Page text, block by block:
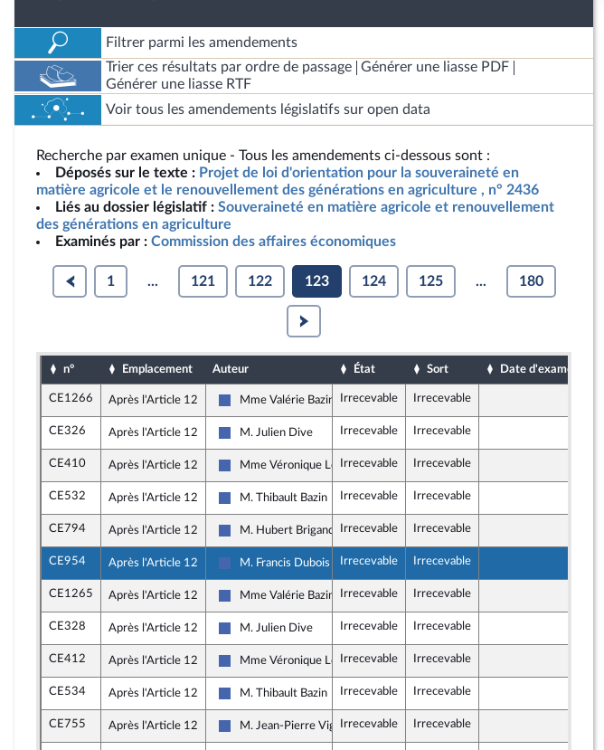
Filtrer parmi les amendements
Trier ces résultats par ordre de passage
Générer une liasse PDF
Générer une liasse RTF
Voir tous les amendements législatifs sur open data
Recherche par examen unique - Tous les amendements ci-dessous sont :
Déposés sur le texte : Projet de loi d'orientation pour la souveraineté en
matière agricole et le renouvellement des générations en agriculture , n° 2436
Liés au dossier législatif : Souveraineté en matière agricole et renouvellement
des générations en agriculture
Examinés par : Commission des affaires économiques
1 ... 121 122 123 124 125 ... 180
n° Emplacement Auteur État Sort Date d'examen
CE1266 Après l'Article 12
Les Républicains
Mme Valérie Bazin-Malgras
Irrecevable Irrecevable
CE326 Après l'Article 12
Les Républicains
M. Julien Dive Irrecevable Irrecevable
CE410 Après l'Article 12
Les Républicains
Mme Véronique Louwagie
Irrecevable Irrecevable
CE532 Après l'Article 12
Les Républicains
M. Thibault Bazin Irrecevable Irrecevable
CE794 Après l'Article 12
Les Républicains
M. Hubert Brigand Irrecevable Irrecevable
CE954 Après l'Article 12
Les Républicains
M. Francis Dubois Irrecevable Irrecevable
CE1265 Après l'Article 12
Les Républicains
Mme Valérie Bazin-Malgras
Irrecevable Irrecevable
CE328 Après l'Article 12
Les Républicains
M. Julien Dive Irrecevable Irrecevable
CE412 Après l'Article 12
Les Républicains
Mme Véronique Louwagie
Irrecevable Irrecevable
CE534 Après l'Article 12
Les Républicains
M. Thibault Bazin Irrecevable Irrecevable
CE755 Après l'Article 12
Les Républicains
M. Jean-Pierre VigierIrrecevable Irrecevable